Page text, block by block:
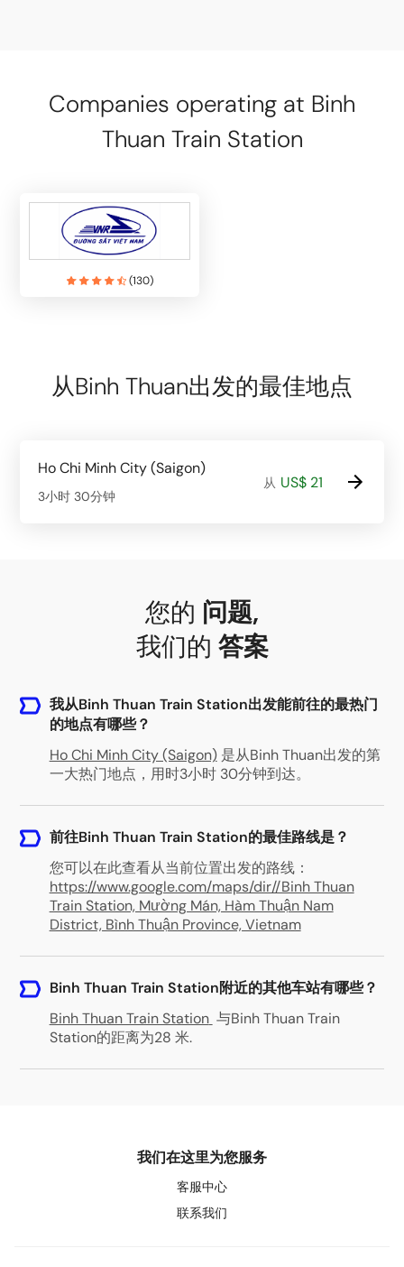
Companies operating at Binh
Thuan Train Station
(130)
从Binh Thuan出发的最佳地点
Ho Chi Minh City (Saigon)
3小时 30分钟
从 US$ 21
您的 问题,
我们的 答案
我从Binh Thuan Train Station出发能前往的最热门
的地点有哪些？
Ho Chi Minh City (Saigon) 是从Binh Thuan出发的第
一大热门地点，用时3小时 30分钟到达。
前往Binh Thuan Train Station的最佳路线是？
您可以在此查看从当前位置出发的路线：
https://www.google.com/maps/dir//Binh Thuan
Train Station, Mường Mán, Hàm Thuận Nam
District, Bình Thuận Province, Vietnam
Binh Thuan Train Station附近的其他车站有哪些？
Binh Thuan Train Station 与Binh Thuan Train
Station的距离为28 米.
我们在这里为您服务
客服中心
联系我们